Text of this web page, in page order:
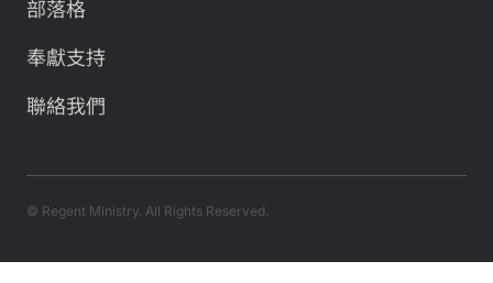
部落格
奉獻支持
聯絡我們
© Regent Ministry. All Rights Reserved.